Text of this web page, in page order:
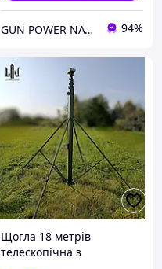
GUN POWER NATION 94%
Щогла 18 метрів
телескопічна з